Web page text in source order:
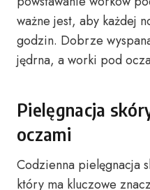
ważne jest, aby każdej
godzin. Dobrze
jędrna, a worki pod
Pielęgnacja
oczami
Codzienna pielęgnacja
który ma kluczowe